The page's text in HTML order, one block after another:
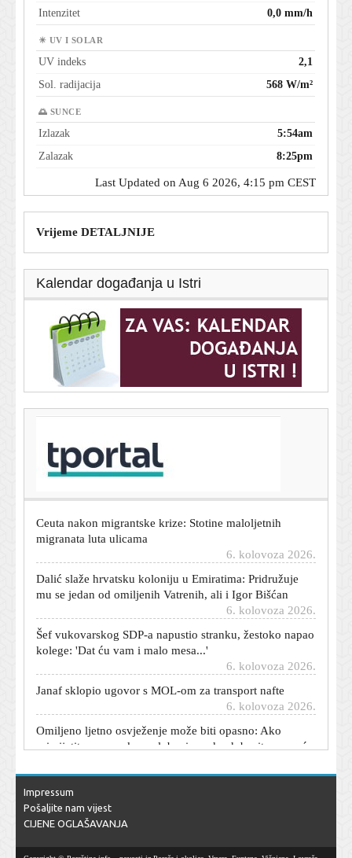
Intenzitet
0,0 mm/h
☀ UV I SOLAR
UV indeks
2,1
Sol. radijacija
568 W/m²
🌅 SUNCE
Izlazak
5:54am
Zalazak
8:25pm
Last Updated on Aug 6 2026, 4:15 pm CEST
Vrijeme DETALJNIJE
Kalendar događanja u Istri
Vrtoglavi iznos: Otkriveno što je Arsenal spreman
ponuditi Viniciusu
migranata luta ulicama
mu se jedan od omiljenih Vatrenih, ali i Igor Bišćan
6. kolovoza 2026.
Šef vukovarskog SDP-a napustio stranku, žestoko napao
kolege: 'Dat ću vam i malo mesa...'
6. kolovoza 2026.
primijetite ove znakove, lubenicu odmah bacite u smeće
6. kolovoza 2026.
Kraj rata u Ukrajini sve bliže? Profesor iz Japana iznio
hladnu računicu i izdvojio jednu europsku zemlju
Realov veliki transfer ovisi o jednom igraču: Zahuktava
se napeta utrka
Impressum
Pošaljite nam vijest
CIJENE OGLAŠAVANJA